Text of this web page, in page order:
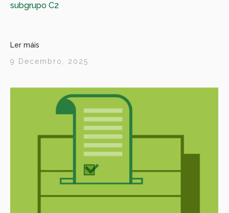
subgrupo C2
Ler máis
9 Decembro, 2025